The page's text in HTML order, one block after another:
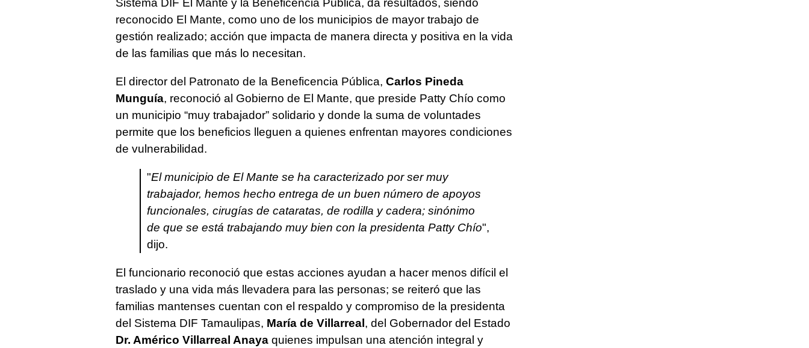
Sistema DIF El Mante y la Beneficencia Pública, da resultados, siendo
reconocido El Mante, como uno de los municipios de mayor trabajo de
gestión realizado; acción que impacta de manera directa y positiva en la vida
de las familias que más lo necesitan.
El director del Patronato de la Beneficencia Pública, Carlos Pineda
Munguía, reconoció al Gobierno de El Mante, que preside Patty Chío como
un municipio “muy trabajador” solidario y donde la suma de voluntades
permite que los beneficios lleguen a quienes enfrentan mayores condiciones
de vulnerabilidad.
"El municipio de El Mante se ha caracterizado por ser muy
trabajador, hemos hecho entrega de un buen número de apoyos
funcionales, cirugías de cataratas, de rodilla y cadera; sinónimo
de que se está trabajando muy bien con la presidenta Patty Chío",
dijo.
El funcionario reconoció que estas acciones ayudan a hacer menos difícil el
traslado y una vida más llevadera para las personas; se reiteró que las
familias mantenses cuentan con el respaldo y compromiso de la presidenta
del Sistema DIF Tamaulipas, María de Villarreal , del Gobernador del Estado
Dr. Américo Villarreal Anaya quienes impulsan una atención integral y